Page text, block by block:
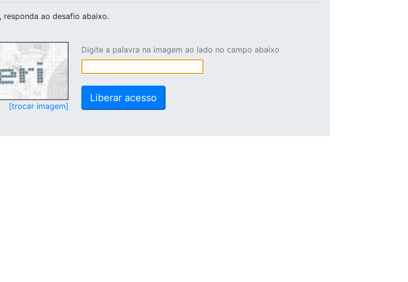
, responda ao desafio abaixo.
[trocar imagem]
Digite a palavra na imagem ao lado no campo abaixo